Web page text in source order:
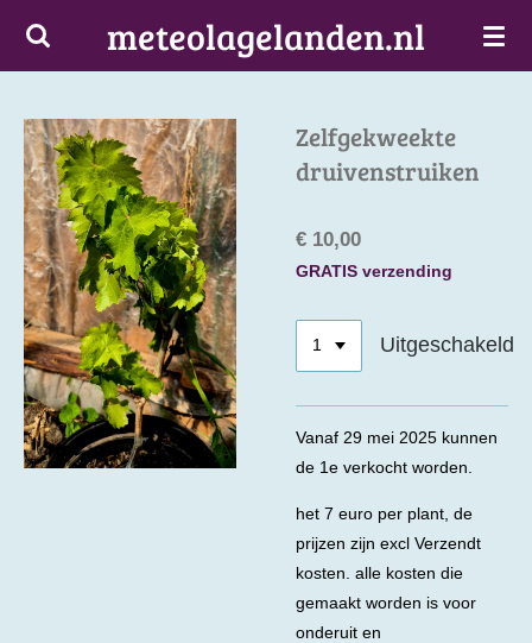
Ga
hoofdinhoud
meteolagelanden.nl
Zelfgekweekte
druivenstruiken
€ 10,00
GRATIS verzending
Uitgeschakeld
Vanaf 29 mei 2025 kunnen
de 1e verkocht worden.
het 7 euro per plant, de
prijzen zijn excl Verzendt
kosten. alle kosten die
gemaakt worden is voor
onderuit en